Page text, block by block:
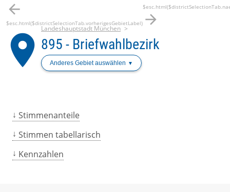
arrow_back
$esc.html($districtSelectionTab.vorherigesGebietLabel) arrow_forward
place
Landeshauptstadt München
895 - Briefwahlbezirk
Anderes Gebiet auswählen
Stimmenanteile
Stimmen tabellarisch
Kennzahlen